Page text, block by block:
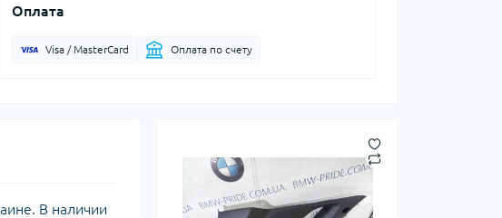
Оплата
Visa / MasterCard Оплата по счету
В наличии